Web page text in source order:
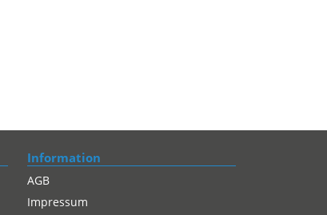
Information
AGB
Impressum